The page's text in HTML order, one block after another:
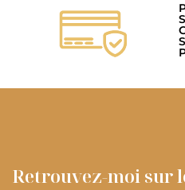
Retrouvez-moi sur